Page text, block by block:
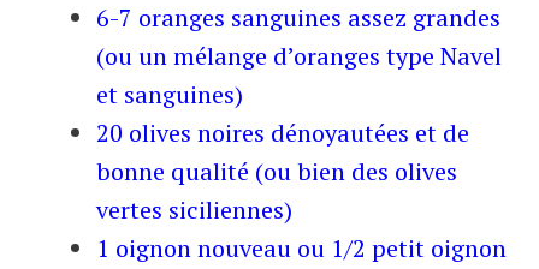
6-7 oranges sanguines assez grandes
(ou un mélange d’oranges type Navel
et sanguines)
20 olives noires dénoyautées et de
bonne qualité (ou bien des olives
vertes siciliennes)
1 oignon nouveau ou 1/2 petit oignon